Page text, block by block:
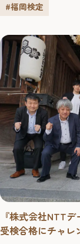
し込みがいよいよ
以上）申込は2025
#福岡検定
『株式会社NTT
受検合格にチャレ